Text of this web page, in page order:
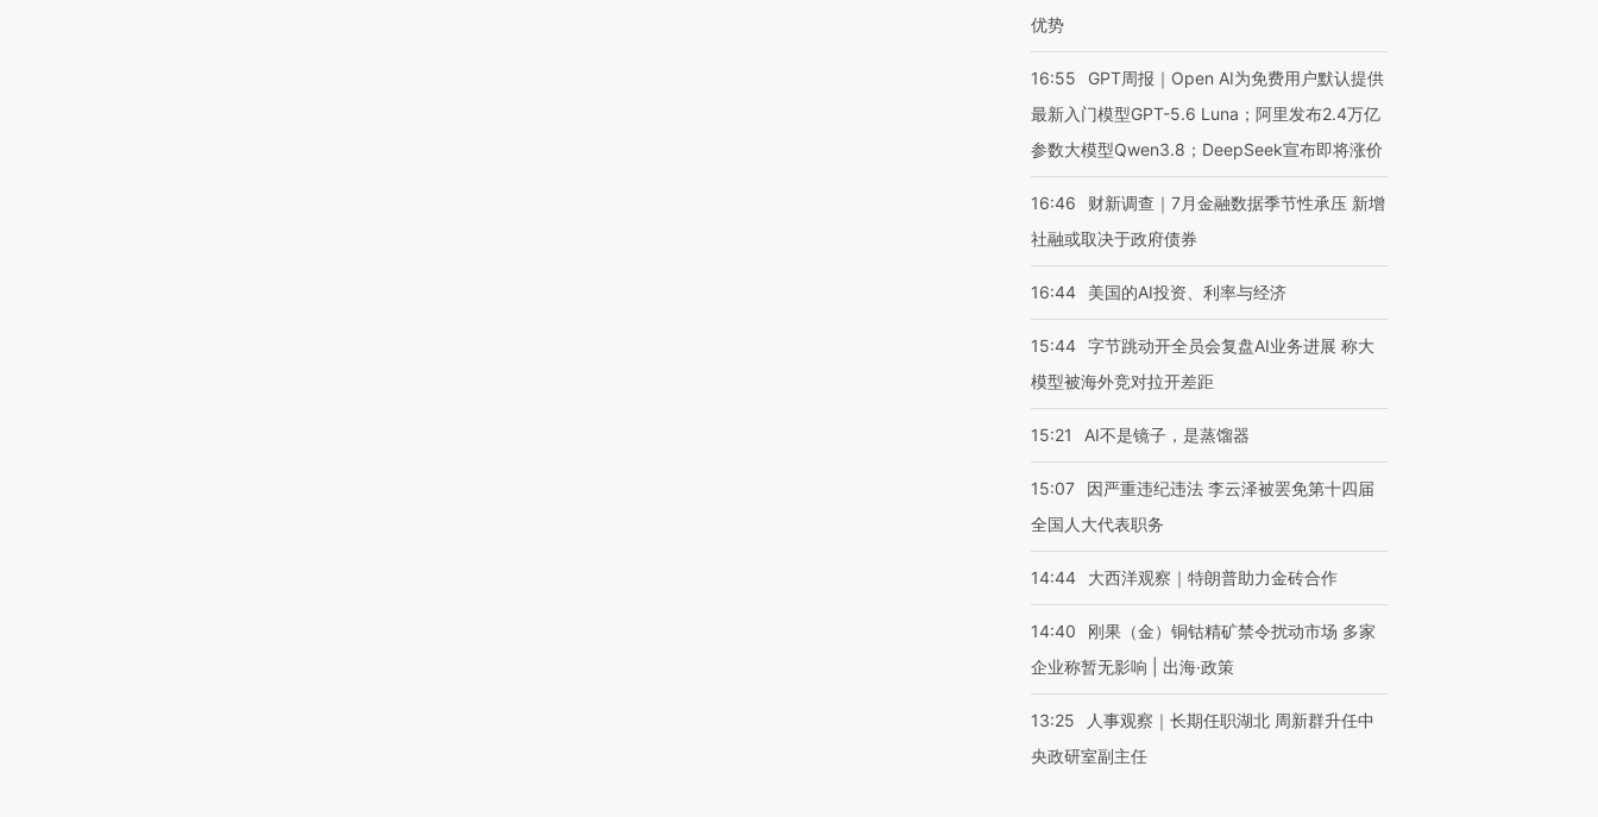
优势
16:55
GPT周报｜Open AI为免费用户默认提供
最新入门模型GPT-5.6 Luna；阿里发布2.4万亿
参数大模型Qwen3.8；DeepSeek宣布即将涨价
16:46
财新调查｜7月金融数据季节性承压 新增
社融或取决于政府债券
16:44 美国的AI投资、利率与经济
15:44 字节跳动开全员会复盘AI业务进展 称大
模型被海外竞对拉开差距
15:21 AI不是镜子，是蒸馏器
15:07
因严重违纪违法 李云泽被罢免第十四届
全国人大代表职务
14:44 大西洋观察｜特朗普助力金砖合作
14:40
刚果（金）铜钴精矿禁令扰动市场 多家
企业称暂无影响 | 出海·政策
13:25
人事观察｜长期任职湖北 周新群升任中
央政研室副主任